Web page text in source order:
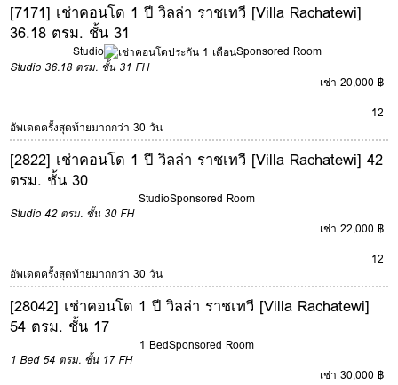
[7171] เช่าคอนโด 1 ปี วิลล่า ราชเทวี [Villa Rachatewi]
36.18 ตรม. ชั้น 31
Studio
Sponsored Room
Studio 36.18 ตรม. ชั้น 31 FH
เช่า 20,000 ฿
12
อัพเดตครั้งสุดท้ายมากกว่า 30 วัน
[2822] เช่าคอนโด 1 ปี วิลล่า ราชเทวี [Villa Rachatewi] 42
ตรม. ชั้น 30
StudioSponsored Room
Studio 42 ตรม. ชั้น 30 FH
เช่า 22,000 ฿
12
อัพเดตครั้งสุดท้ายมากกว่า 30 วัน
[28042] เช่าคอนโด 1 ปี วิลล่า ราชเทวี [Villa Rachatewi]
54 ตรม. ชั้น 17
1 BedSponsored Room
1 Bed 54 ตรม. ชั้น 17 FH
เช่า 30,000 ฿